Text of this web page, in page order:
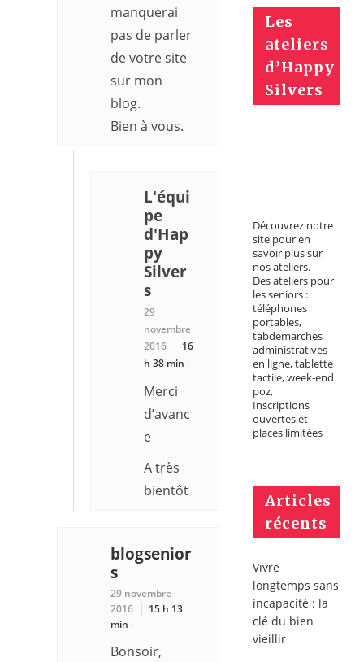
manquerai
pas de parler
de votre site
sur mon
blog.
Bien à vous.
L'équi
pe
d'Hap
py
Silver
s
29
novembre
2016
16
h 38 min -
Merci
d’avanc
e
A très
bientôt
blogsenior
s
29 novembre
2016
15 h 13
min -
Bonsoir,
Les
ateliers
d’Happy
Silvers
Découvrez notre
site pour en
savoir plus sur
nos ateliers.
Des ateliers pour
les seniors :
téléphones
portables,
tabdémarches
administratives
en ligne, tablette
tactile, week-end
poz,
Inscriptions
ouvertes et
places limitées
Articles
récents
Vivre
longtemps sans
incapacité : la
clé du bien
vieillir